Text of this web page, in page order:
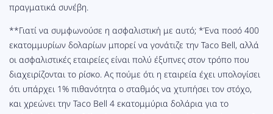
πραγματικά συνέβη.
**Γιατί να συμφωνούσε η ασφαλιστική με αυτό; *Ένα ποσό 400
εκατομμυρίων δολαρίων μπορεί να γονάτιζε την Taco Bell, αλλά
οι ασφαλιστικές εταιρείες είναι πολύ έξυπνες στον τρόπο που
διαχειρίζονται το ρίσκο. Ας πούμε ότι η εταιρεία έχει υπολογίσει
ότι υπάρχει 1% πιθανότητα ο σταθμός να χτυπήσει τον στόχο,
και χρεώνει την Taco Bell 4 εκατομμύρια δολάρια για το